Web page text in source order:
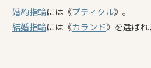
婚約指輪には《プティクル》。
結婚指輪には《カランド》を選ばれ